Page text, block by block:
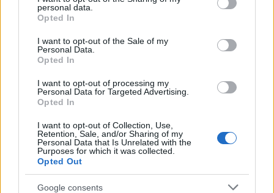
grant or deny consent to Google and its third-party tags to
use your data for below specified purposes in below Google
consent section.
personal data.
Opted In
I want to opt-out of the Sale of my
Personal Data.
Opted In
I want to opt-out of processing my
Personal Data for Targeted Advertising.
Opted In
I want to opt-out of Collection, Use,
Retention, Sale, and/or Sharing of my
Personal Data that Is Unrelated with the
Purposes for which it was collected.
Opted Out
Google consents